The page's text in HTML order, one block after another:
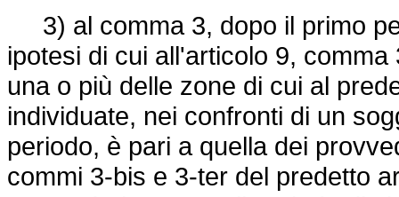
3) al comma 3, dopo il primo
ipotesi di cui all'articolo 9,
una o più delle zone di cui al
individuate, nei confronti di un
periodo, è pari a quella dei
commi 3-bis e 3-ter del predetto